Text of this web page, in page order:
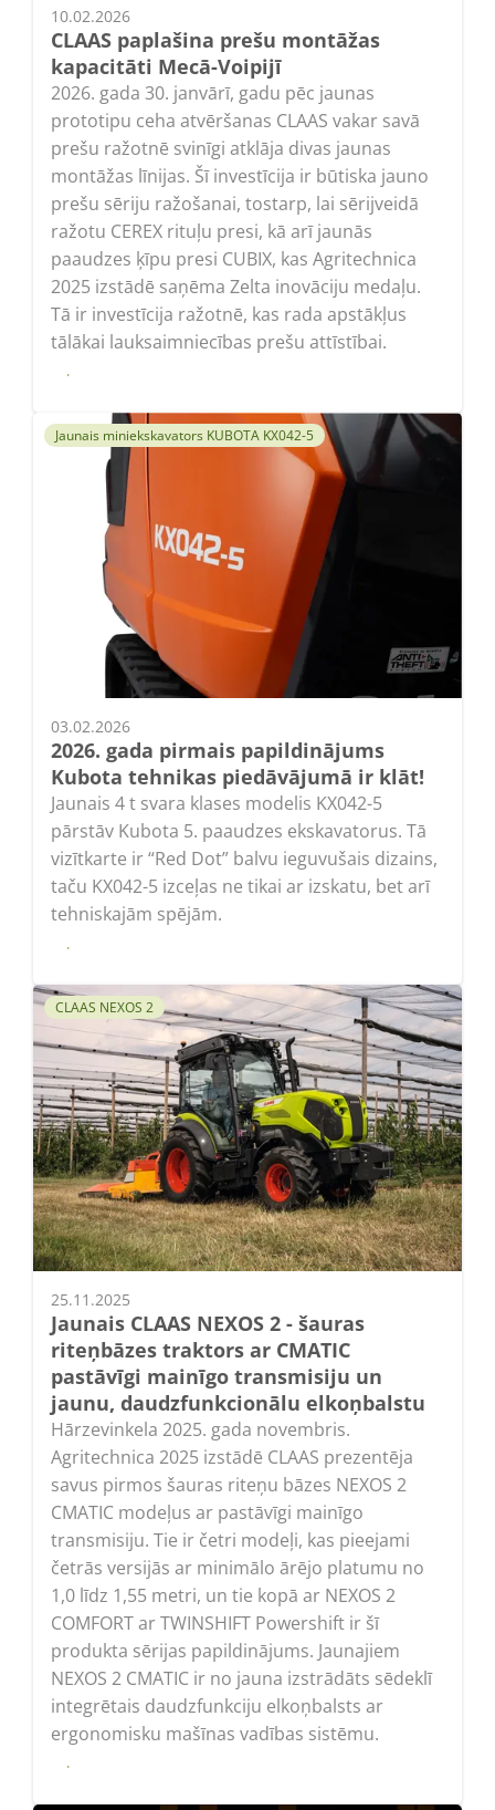
10.02.2026
CLAAS paplašina prešu montāžas
kapacitāti Mecā-Voipijī
2026. gada 30. janvārī, gadu pēc jaunas
prototipu ceha atvēršanas CLAAS vakar savā
prešu ražotnē svinīgi atklāja divas jaunas
montāžas līnijas. Šī investīcija ir būtiska jauno
prešu sēriju ražošanai, tostarp, lai sērijveidā
ražotu CEREX rituļu presi, kā arī jaunās
paaudzes ķīpu presi CUBIX, kas Agritechnica
2025 izstādē saņēma Zelta inovāciju medaļu.
Tā ir investīcija ražotnē, kas rada apstākļus
tālākai lauksaimniecības prešu attīstībai.
Lasīt
Jaunais miniekskavators KUBOTA KX042-5
03.02.2026
2026. gada pirmais papildinājums
Kubota tehnikas piedāvājumā ir klāt!
Jaunais 4 t svara klases modelis KX042-5
pārstāv Kubota 5. paaudzes ekskavatorus. Tā
vizītkarte ir “Red Dot” balvu ieguvušais dizains,
taču KX042-5 izceļas ne tikai ar izskatu, bet arī
tehniskajām spējām.
Lasīt
CLAAS NEXOS 2
25.11.2025
Jaunais CLAAS NEXOS 2 - šauras
riteņbāzes traktors ar CMATIC
pastāvīgi mainīgo transmisiju un
jaunu, daudzfunkcionālu elkoņbalstu
Hārzevinkela 2025. gada novembris.
Agritechnica 2025 izstādē CLAAS prezentēja
savus pirmos šauras riteņu bāzes NEXOS 2
CMATIC modeļus ar pastāvīgi mainīgo
transmisiju. Tie ir četri modeļi, kas pieejami
četrās versijās ar minimālo ārējo platumu no
1,0 līdz 1,55 metri, un tie kopā ar NEXOS 2
COMFORT ar TWINSHIFT Powershift ir šī
produkta sērijas papildinājums. Jaunajiem
NEXOS 2 CMATIC ir no jauna izstrādāts sēdeklī
integrētais daudzfunkciju elkoņbalsts ar
ergonomisku mašīnas vadības sistēmu.
Lasīt